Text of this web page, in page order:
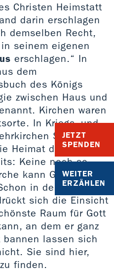
JETZT
SPENDEN
WEITER
ERZÄHLEN
Christen Heimstatt
darin erschlagen
demselben Recht,
seinem eigenen
erschlagen.“ In
dem
des Königs
zwischen Haus und
Kirchen waren
In Kriegs- und
Schutz, in
Heimat der
Keine noch so
kann Gott
in der frühesten
sich die Einsicht
Raum für Gott
an dem er ganz
lassen sich
Sie sind hier,
finden.